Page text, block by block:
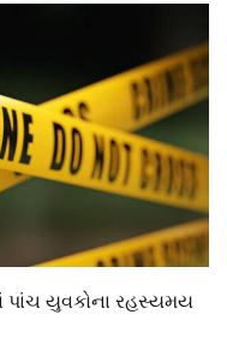
પાંચ યુવકોના રહસ્યમય